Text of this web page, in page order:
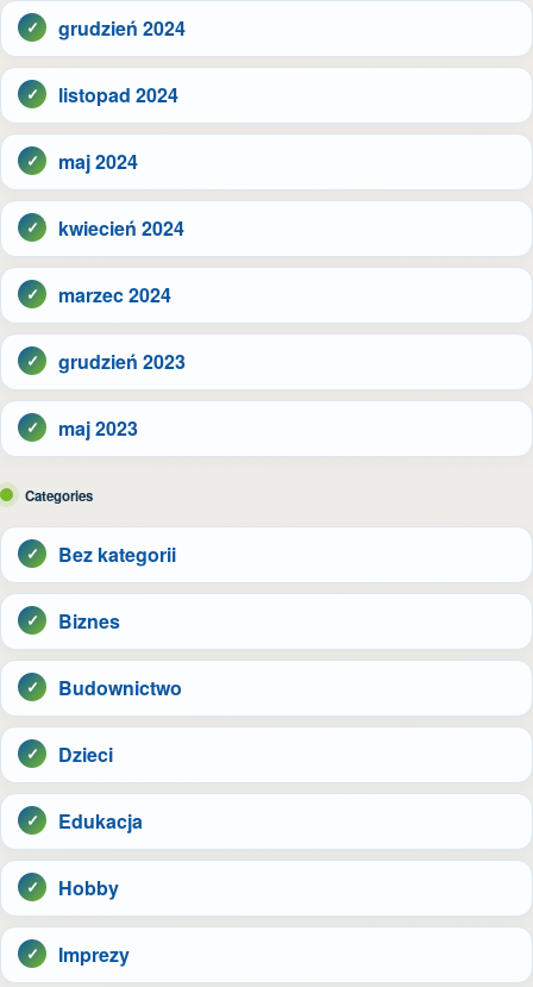
grudzień 2024
listopad 2024
maj 2024
kwiecień 2024
marzec 2024
grudzień 2023
maj 2023
Categories
Bez kategorii
Biznes
Budownictwo
Dzieci
Edukacja
Hobby
Imprezy